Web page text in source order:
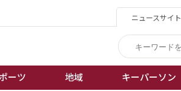
ニュースサイト
ーツ 地域 キーパーソン